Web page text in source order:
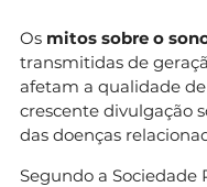
Os mitos sobre o
transmitidas de
afetam a qualidade de
crescente divulgação
das doenças
Segundo a Sociedade